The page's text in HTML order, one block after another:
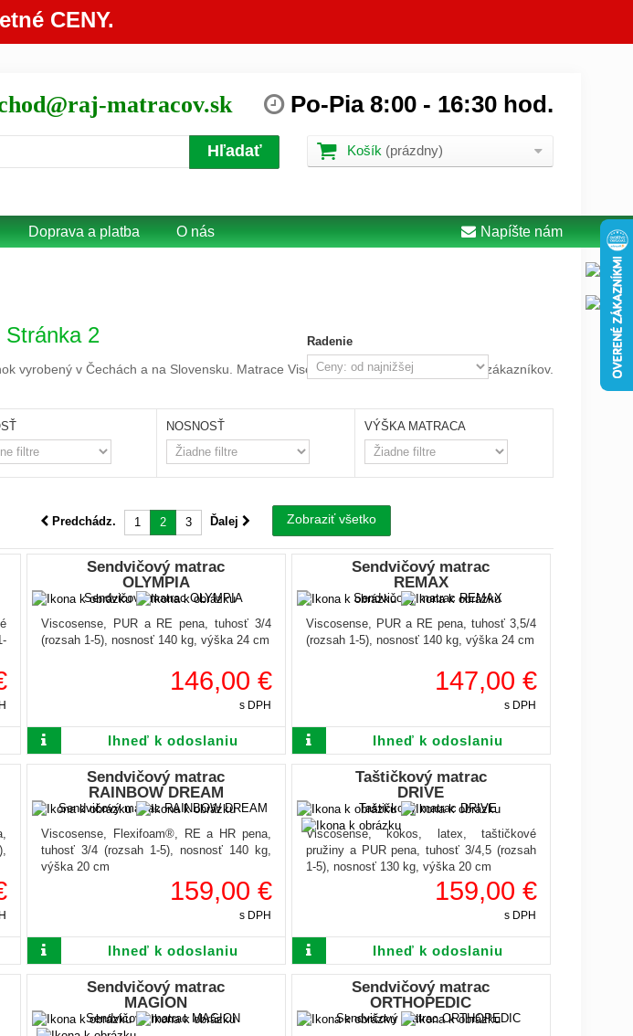
CENY.
matracov.sk Po-Pia 8:00 - 16:30 hod.
Hľadať Košík (prázdny)
Doprava a platba O nás Napíšte nám
Stránka 2 Radenie
vyrobený v Čechách a na Slovensku. Matrace Viscosense osloví aj náročnejších zákazníkov.
NOSNOSŤ VÝŠKA MATRACA
Zobraziť všetko
Predchádz. 1 2 3 Ďalej
Sendvičový matrac
OLYMPIA
Viscosense, PUR a RE pena, tuhosť 3/4
(rozsah 1-5), nosnosť 140 kg, výška 24 cm
146,00 €
s DPH
Ihneď k odoslaniu
Sendvičový matrac
REMAX
Viscosense, PUR a RE pena, tuhosť 3,5/4
(rozsah 1-5), nosnosť 140 kg, výška 24 cm
147,00 €
s DPH
Ihneď k odoslaniu
Sendvičový matrac
RAINBOW DREAM
Viscosense, Flexifoam®, RE a HR pena,
tuhosť 3/4 (rozsah 1-5), nosnosť 140 kg,
výška 20 cm
159,00 €
s DPH
Ihneď k odoslaniu
Taštičkový matrac
DRIVE
Viscosense, kokos, latex, taštičkové
pružiny a PUR pena, tuhosť 3/4,5 (rozsah
1-5), nosnosť 130 kg, výška 20 cm
159,00 €
s DPH
Ihneď k odoslaniu
Sendvičový matrac
MAGION
Sendvičový matrac
ORTHOPEDIC